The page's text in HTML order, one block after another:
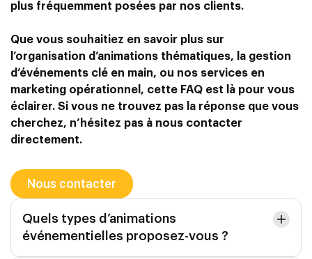
plus fréquemment posées par nos clients.
Que vous souhaitiez en savoir plus sur
l’organisation d’animations thématiques, la gestion
d’événements clé en main, ou nos services en
marketing opérationnel , cette FAQ est là pour vous
éclairer. Si vous ne trouvez pas la réponse que vous
cherchez, n’hésitez pas à nous contacter
directement.
Nous contacter
Quels types d’animations
événementielles proposez-vous ?